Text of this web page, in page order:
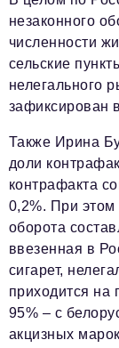
Политика
Промышленность
Общество
Транспорт
Ритейл
Телеком
Социальная
ЖКХ
Образование
незаконного
численности
сельские
нелегального
зафиксирован
Также Ирина
доли
контрафакта
0,2%. При этом
оборота
ввезенная в
сигарет,
приходится на
95% – с
акцизных